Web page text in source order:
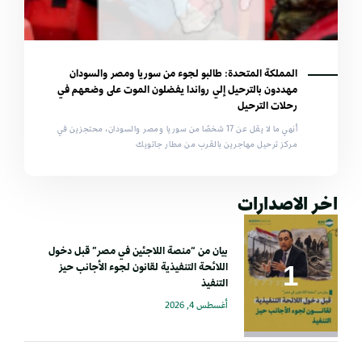
المملكة المتحدة: طالبو لجوء من سوريا ومصر والسودان
مهددون بالترحيل إلي رواندا يفضلون الموت على وضعهم في
رحلات الترحيل
أنهي ما لا يقل عن 17 شخصًا من سوريا ومصر والسودان، محتجزين في
مركز ترحيل مهاجرين بالقرب من مطار جاتويك
اخر الاصدارات
بيان من “منصة اللاجئين في مصر” قبل دخول
اللائحة التنفيذية لقانون لجوء الأجانب حيز
التنفيذ
أغسطس 4, 2026